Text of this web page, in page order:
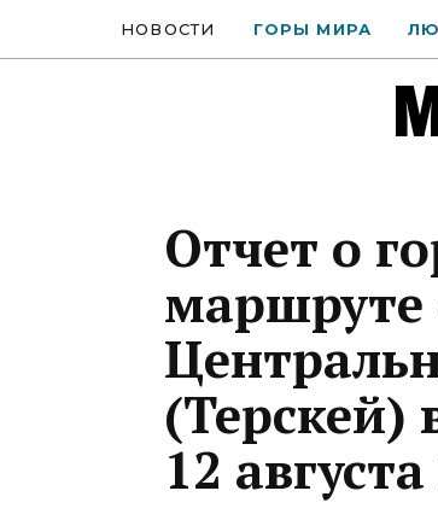
НОВОСТИ ГОРЫ МИРА
Отчет о
маршруте
(Терскей)
12